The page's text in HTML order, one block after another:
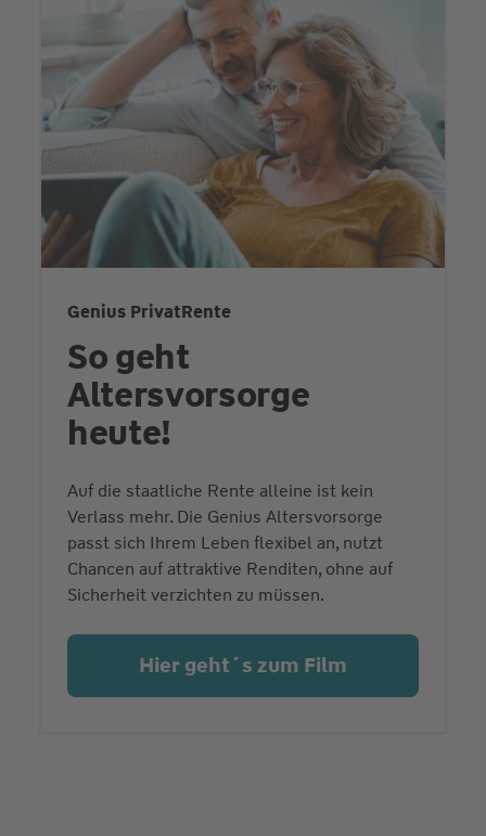
Genius PrivatRente
So geht
Altersvorsorge
heute!
Auf die staatliche Rente alleine ist kein
Verlass mehr. Die Genius Altersvorsorge
passt sich Ihrem Leben flexibel an, nutzt
Chancen auf attraktive Renditen, ohne auf
Sicherheit verzichten zu müssen.
Hier geht´s zum Film